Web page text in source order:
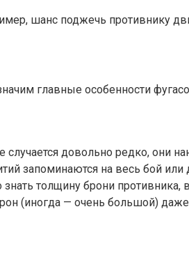
шанс поджечь противнику
главные особенности
довольно редко, они
запоминаются на весь бой
знать толщину брони
(иногда — очень большой)